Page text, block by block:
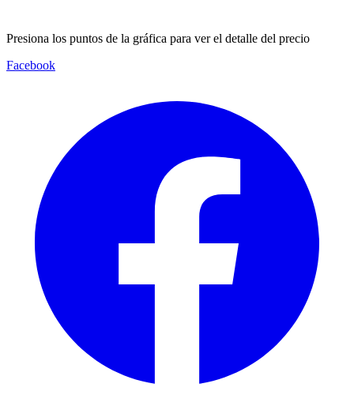
Presiona los puntos de la gráfica para ver el detalle del precio
Facebook